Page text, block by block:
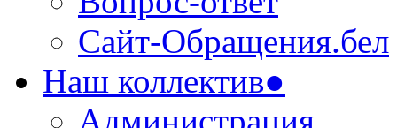
Сайт-Обращения.бел
Наш коллектив●
Администрация